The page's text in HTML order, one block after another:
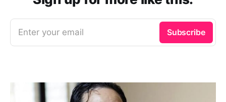
Enter your email Subscribe